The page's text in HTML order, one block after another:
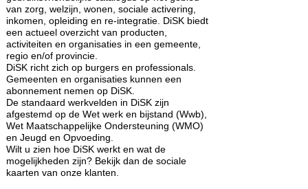
van zorg, welzijn, wonen, sociale activering,
inkomen, opleiding en re-integratie. DiSK biedt
een actueel overzicht van producten,
activiteiten en organisaties in een gemeente,
regio en/of provincie.
DiSK richt zich op burgers en professionals.
Gemeenten en organisaties kunnen een
abonnement nemen op DiSK.
De standaard werkvelden in DiSK zijn
afgestemd op de Wet werk en bijstand (Wwb),
Wet Maatschappelijke Ondersteuning (WMO)
en Jeugd en Opvoeding.
Wilt u zien hoe DiSK werkt en wat de
mogelijkheden zijn? Bekijk dan de sociale
kaarten van onze klanten.